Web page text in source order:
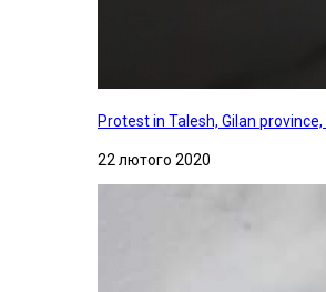
Protest in Talesh, Gilan
22 лютого 2020